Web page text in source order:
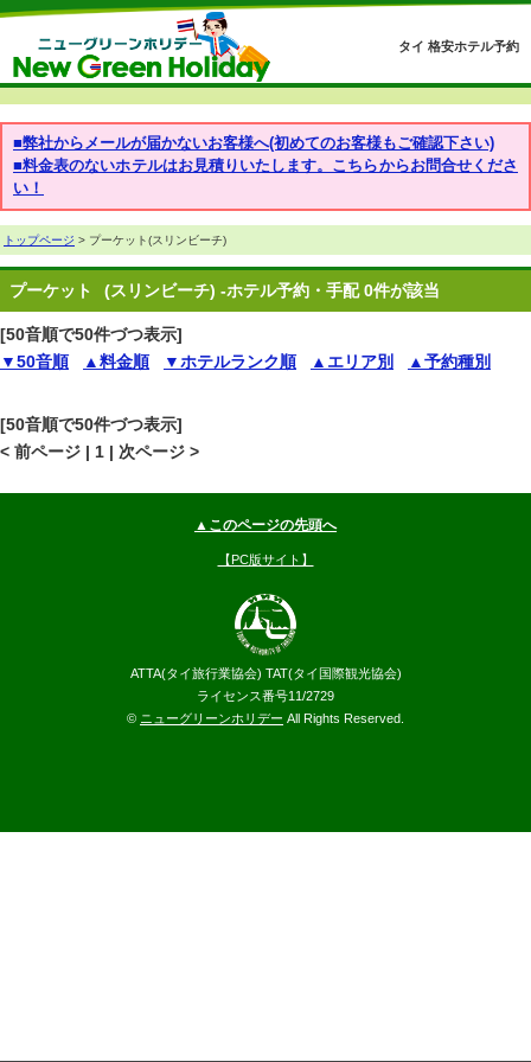
タイ 格安ホテル予約
■弊社からメールが届かないお客様へ(初めてのお客様もご確認下さい)
■料金表のないホテルはお見積りいたします。こちらからお問合せくださ
い！
トップページ > プーケット(スリンビーチ)
プーケット (スリンビーチ) -ホテル予約・手配 0件が該当
[50音順で50件づつ表示]
▼50音順
▲料金順 ▼ホテルランク順 ▲エリア別 ▲予約種別
[50音順で50件づつ表示]
< 前ページ | 1 | 次ページ >
▲このページの先頭へ
【PC版サイト】
ATTA(タイ旅行業協会) TAT(タイ国際観光協会)
ライセンス番号11/2729
© ニューグリーンホリデー All Rights Reserved.